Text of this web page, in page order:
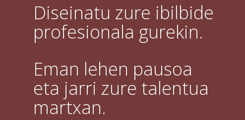
Diseinatu zure ibilbide
profesionala gurekin.
Eman lehen pausoa
eta jarri zure talentua
martxan.